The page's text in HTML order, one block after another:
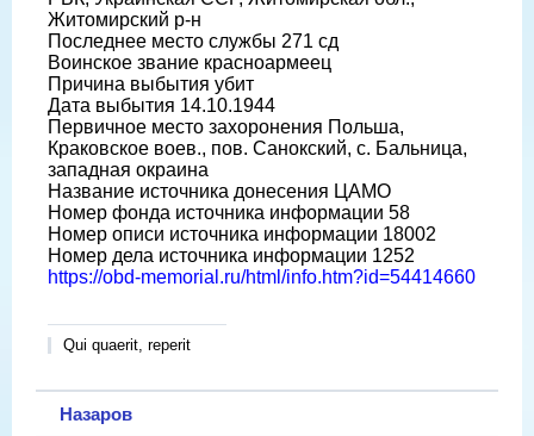
Житомирский р-н
Последнее место службы 271 сд
Воинское звание красноармеец
Причина выбытия убит
Дата выбытия 14.10.1944
Первичное место захоронения Польша,
Краковское воев., пов. Санокский, с. Бальница,
западная окраина
Название источника донесения ЦАМО
Номер фонда источника информации 58
Номер описи источника информации 18002
Номер дела источника информации 1252
https://obd-memorial.ru/html/info.htm?id=54414660
Qui quaerit, reperit
Назаров